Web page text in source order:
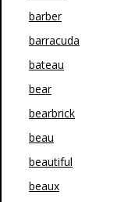
barber
barracuda
bateau
bear
bearbrick
beau
beautiful
beaux